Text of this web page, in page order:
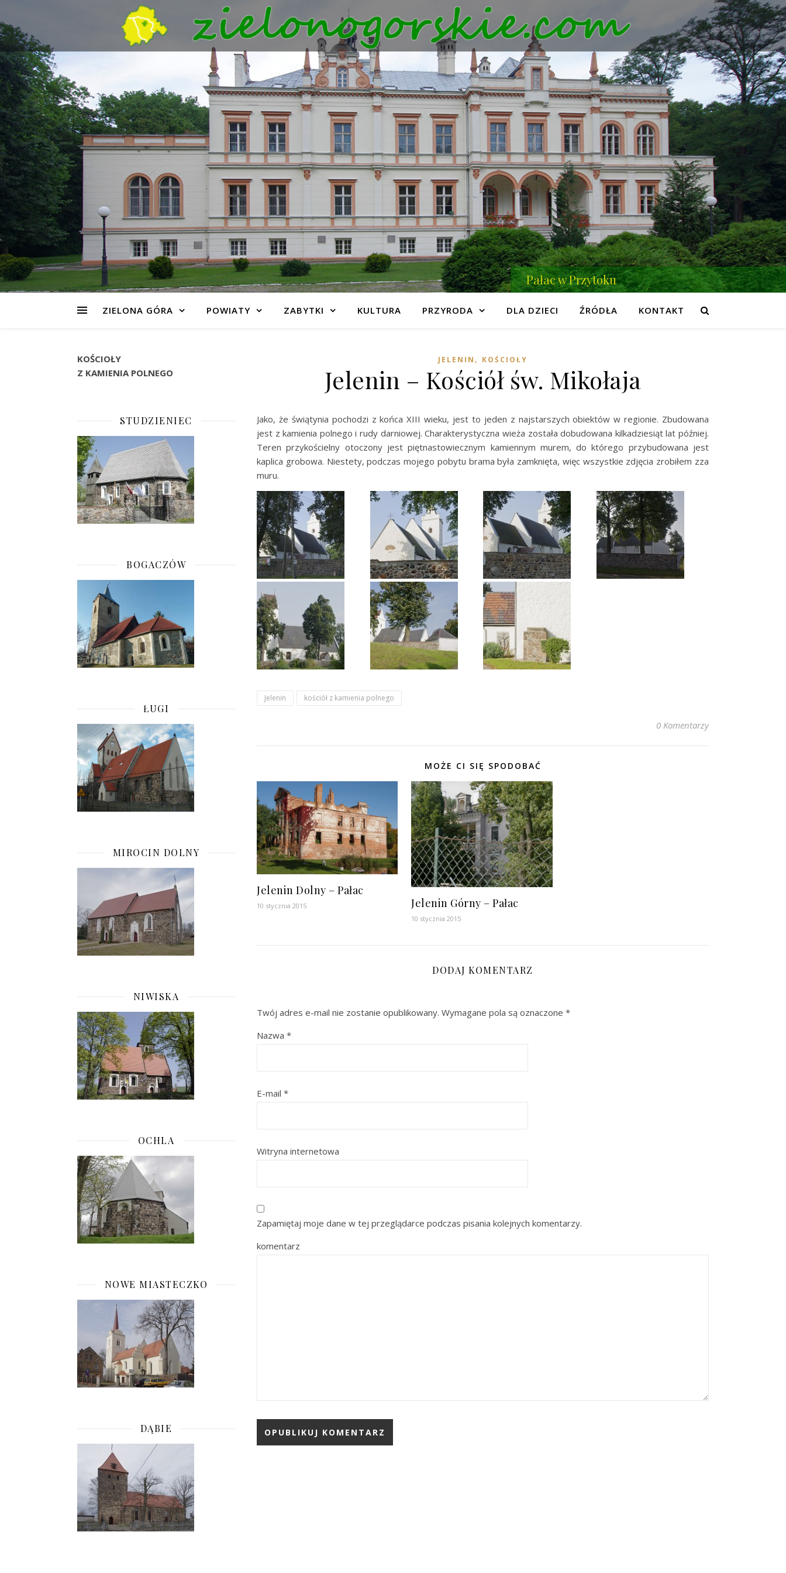
Pałac w Przytoku
ZIELONA GÓRA POWIATY ZABYTKI KULTURA PRZYRODA DLA DZIECI ŹRÓDŁA KONTAKT
KOŚCIOŁY
Z KAMIENIA POLNEGO
STUDZIENIEC
BOGACZÓW
ŁUGI
MIROCIN DOLNY
NIWISKA
OCHLA
NOWE MIASTECZKO
DĄBIE
JELENIN , KOŚCIOŁY
Jelenin – Kościół św. Mikołaja
Jako, że świątynia pochodzi z końca XIII wieku, jest to jeden z najstarszych obiektów w regionie. Zbudowana
jest z kamienia polnego i rudy darniowej. Charakterystyczna wieża została dobudowana kilkadziesiąt lat później.
Teren przykościelny otoczony jest piętnastowiecznym kamiennym murem, do którego przybudowana jest
kaplica grobowa. Niestety, podczas mojego pobytu brama była zamknięta, więc wszystkie zdjęcia zrobiłem zza
muru.
Jelenin kościół z kamienia polnego
0 Komentarzy
MOŻE CI SIĘ SPODOBAĆ
Jelenin Dolny – Pałac
10 stycznia 2015 Jelenin Górny – Pałac
10 stycznia 2015
DODAJ KOMENTARZ
Twój adres e-mail nie zostanie opublikowany. Wymagane pola są oznaczone *
Nazwa *
E-mail *
Witryna internetowa
Zapamiętaj moje dane w tej przeglądarce podczas pisania kolejnych komentarzy.
komentarz